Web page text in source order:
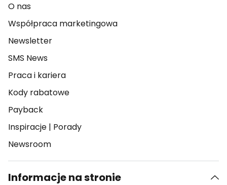
O nas
Współpraca marketingowa
Newsletter
SMS News
Praca i kariera
Kody rabatowe
Payback
Inspiracje | Porady
Newsroom
Informacje na stronie